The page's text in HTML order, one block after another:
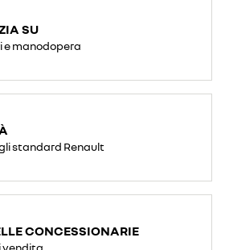
SU
e manodopera
standard Renault
CONCESSIONARIE